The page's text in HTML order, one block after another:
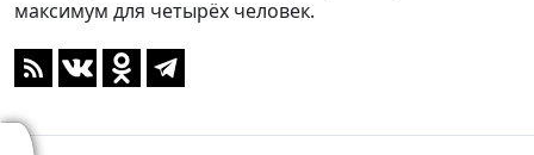
максимум для четырёх человек.